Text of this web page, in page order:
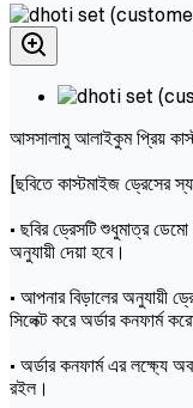
আসসালামু আলাইকুম প্রিয়
[ছবিতে কাস্টমাইজ ড্রেসের
• ছবির ড্রেসটি শুধুমাত্র
অনুযায়ী দেয়া হবে।
• আপনার বিড়ালের অনুযায়ী
সিলেক্ট করে অর্ডার কনফার্ম
• অর্ডার কনফার্ম এর লক্ষ্যে
রইল।